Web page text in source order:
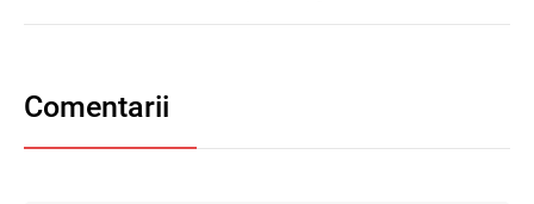
Comentarii